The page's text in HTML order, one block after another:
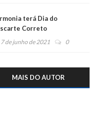
terá Dia do
Correto
7 de junho de 2021 0
MAIS DO AUTOR